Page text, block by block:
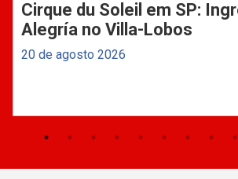
Cirque du Soleil em SP:
Alegría no Villa-Lobos
20 de agosto 2026